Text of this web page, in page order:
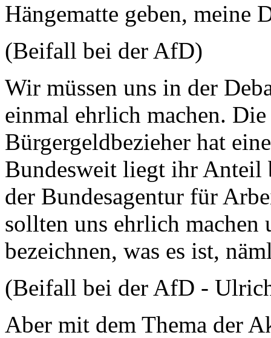
Hängematte geben, meine
(Beifall bei der AfD)
Wir müssen uns in der
einmal ehrlich machen.
Bürgergeldbezieher hat
Bundesweit liegt ihr Anteil
der Bundesagentur für
sollten uns ehrlich machen
bezeichnen, was es ist,
(Beifall bei der AfD -
Aber mit dem Thema der